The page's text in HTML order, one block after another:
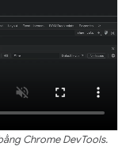
Chrome DevTools.